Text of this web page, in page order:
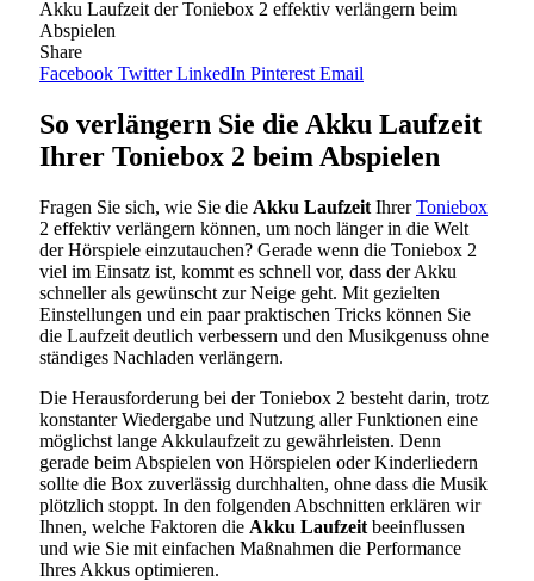
Akku Laufzeit der Toniebox 2 effektiv verlängern beim
Abspielen
Share
Facebook Twitter LinkedIn Pinterest Email
So verlängern Sie die Akku Laufzeit
Ihrer Toniebox 2 beim Abspielen
Fragen Sie sich, wie Sie die Akku Laufzeit IhrerToniebox
2 effektiv verlängern können, um noch länger in die Welt
der Hörspiele einzutauchen? Gerade wenn die Toniebox 2
viel im Einsatz ist, kommt es schnell vor, dass der Akku
schneller als gewünscht zur Neige geht. Mit gezielten
Einstellungen und ein paar praktischen Tricks können Sie
die Laufzeit deutlich verbessern und den Musikgenuss ohne
ständiges Nachladen verlängern.
Die Herausforderung bei der Toniebox 2 besteht darin, trotz
konstanter Wiedergabe und Nutzung aller Funktionen eine
möglichst lange Akkulaufzeit zu gewährleisten. Denn
gerade beim Abspielen von Hörspielen oder Kinderliedern
sollte die Box zuverlässig durchhalten, ohne dass die Musik
plötzlich stoppt. In den folgenden Abschnitten erklären wir
Ihnen, welche Faktoren die Akku Laufzeit beeinflussen
und wie Sie mit einfachen Maßnahmen die Performance
Ihres Akkus optimieren.